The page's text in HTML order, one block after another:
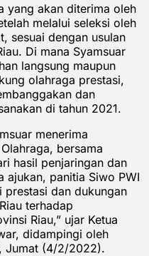
yang akan diterima oleh
melalui seleksi oleh
sesuai dengan usulan
Di mana Syamsuar
langsung maupun
olahraga prestasi,
dan
di tahun 2021.
menerima
bersama
hasil penjaringan dan
ajukan, panitia Siwo PWI
prestasi dan dukungan
terhadap
Riau,” ujar Ketua
didampingi oleh
Jumat (4/2/2022).